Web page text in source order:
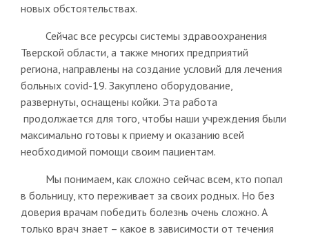
новых обстоятельствах.
Сейчас все ресурсы системы здравоохранения
Тверской области, а также многих предприятий
региона, направлены на создание условий для лечения
больных covid-19. Закуплено оборудование,
развернуты, оснащены койки. Эта работа
продолжается для того, чтобы наши учреждения были
максимально готовы к приему и оказанию всей
необходимой помощи своим пациентам.
Мы понимаем, как сложно сейчас всем, кто попал
в больницу, кто переживает за своих родных. Но без
доверия врачам победить болезнь очень сложно. А
только врач знает – какое в зависимости от течения